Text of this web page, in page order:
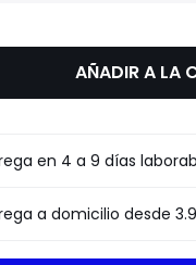
AÑADIR A LA
en 4 a 9 días
a domicilio desde